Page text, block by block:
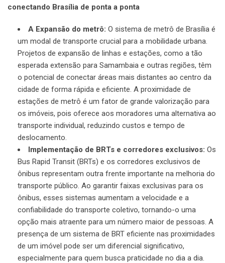
conectando Brasília de ponta a ponta
A Expansão do metrô: O sistema de metrô de Brasília é
um modal de transporte crucial para a mobilidade urbana.
Projetos de expansão de linhas e estações, como a tão
esperada extensão para Samambaia e outras regiões, têm
o potencial de conectar áreas mais distantes ao centro da
cidade de forma rápida e eficiente. A proximidade de
estações de metrô é um fator de grande valorização para
os imóveis, pois oferece aos moradores uma alternativa ao
transporte individual, reduzindo custos e tempo de
deslocamento.
Implementação de BRTs e corredores exclusivos: Os
Bus Rapid Transit (BRTs) e os corredores exclusivos de
ônibus representam outra frente importante na melhoria do
transporte público. Ao garantir faixas exclusivas para os
ônibus, esses sistemas aumentam a velocidade e a
confiabilidade do transporte coletivo, tornando-o uma
opção mais atraente para um número maior de pessoas. A
presença de um sistema de BRT eficiente nas proximidades
de um imóvel pode ser um diferencial significativo,
especialmente para quem busca praticidade no dia a dia.